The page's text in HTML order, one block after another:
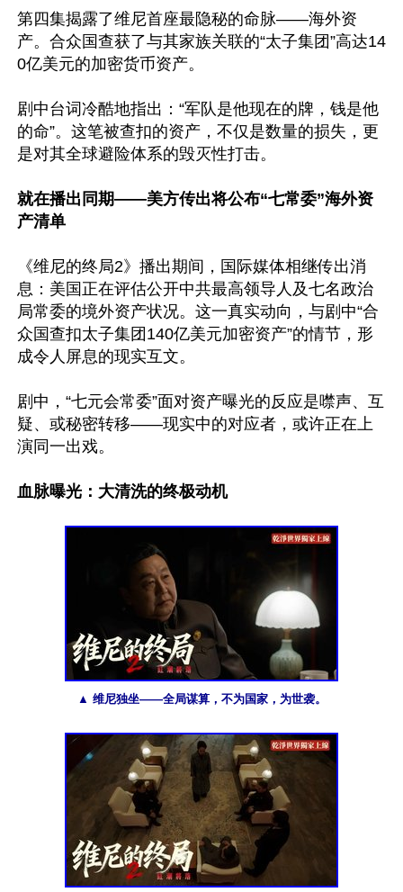
第四集揭露了维尼首座最隐秘的命脉——海外资
产。合众国查获了与其家族关联的“太子集团”高达14
0亿美元的加密货币资产。
剧中台词冷酷地指出：“军队是他现在的牌，钱是他
的命”。这笔被查扣的资产，不仅是数量的损失，更
是对其全球避险体系的毁灭性打击。
就在播出同期——美方传出将公布“七常委”海外资
产清单
《维尼的终局2》播出期间，国际媒体相继传出消
息：美国正在评估公开中共最高领导人及七名政治
局常委的境外资产状况。这一真实动向，与剧中“合
众国查扣太子集团140亿美元加密资产”的情节，形
成令人屏息的现实互文。
剧中，“七元会常委”面对资产曝光的反应是噤声、互
疑、或秘密转移——现实中的对应者，或许正在上
演同一出戏。
血脉曝光：大清洗的终极动机
▲ 维尼独坐——全局谋算，不为国家，为世袭。